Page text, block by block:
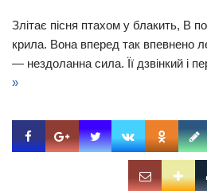
Злітає пісня птахом у блакить, В
крила. Вона вперед так впевнено
— нездоланна сила. Її дзвінкий і
»